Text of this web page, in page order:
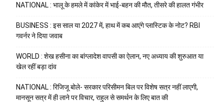
NATIONAL : भालू के हमले में कांकेर में भाई-बहन की मौत, तीसरे की हालत गंभीर
BUSINESS : इस साल या 2027 में, हाथ में कब आएंगे प्लास्टिक के नोट? RBI
गवर्नर ने दिया जवाब
WORLD : शेख हसीना का बांग्लादेश वापसी का ऐलान, नए अध्याय की शुरुआत या
खेल रहीं बड़ा दांव
NATIONAL : रिजिजू बोले- सरकार परिसीमन बिल पर विशेष सत्र नहीं लाएगी,
मानसून सत्र में ही लाने पर विचार, राहुल से समर्थन के लिए बात की